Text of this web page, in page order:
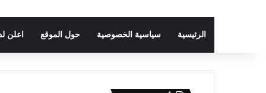
الرئيسية سياسية الخصوصية حول الموقع اعلن